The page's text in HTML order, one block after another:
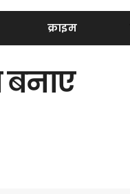
क्राइम
बनाए